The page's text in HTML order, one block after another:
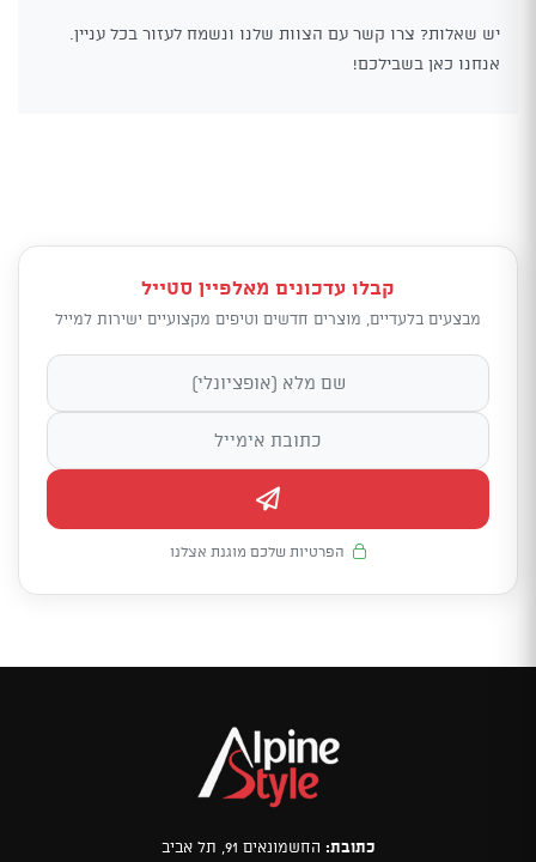
יש שאלות? צרו קשר עם הצוות שלנו ונשמח לעזור בכל עניין.
אנחנו כאן בשבילכם!
קבלו עדכונים מאלפיין סטייל
מבצעים בלעדיים, מוצרים חדשים וטיפים מקצועיים ישירות למייל
הפרטיות שלכם מוגנת אצלנו
כתובת: החשמונאים 91, תל אביב